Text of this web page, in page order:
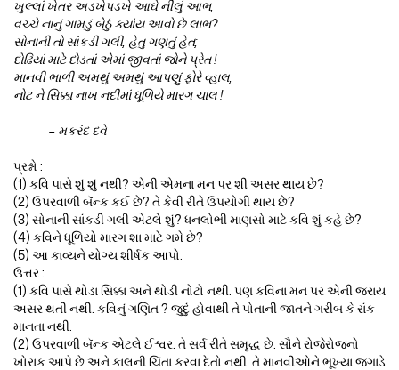
ખુલ્લાં ખેતર અડખેપડખે આઘે નીલું આભ,
વચ્ચે નાનું ગામડું બેઠું ક્યાંય આવો છે લાભ?
સોનાની તો સાંકડી ગલી, હેતુ ગણતું હેત;
દોઢિયાં માટે દોડતાં એમાં જીવતાં જોને પ્રેત !
માનવી ભાળી અમથું અમથું આપણું ફોરે વ્હાલ,
નોટ ને સિક્કા નાખ નદીમાં ધૂળિયે મારગ ચાલ !
– મકરંદ દવે
પ્રશ્નો :
(1) કવિ પાસે શું શું નથી? એની એમના મન પર શી અસર થાય છે?
(2) ઉપરવાળી બૅન્ક કઈ છે? તે કેવી રીતે ઉપયોગી થાય છે?
(3) સોનાની સાંકડી ગલી એટલે શું? ધનલોભી માણસો માટે કવિ શું કહે છે?
(4) કવિને ધૂળિયો મારગ શા માટે ગમે છે?
(5) આ કાવ્યને યોગ્ય શીર્ષક આપો.
ઉત્તર :
(1) કવિ પાસે થોડા સિક્કા અને થોડી નોટો નથી. પણ કવિના મન પર એની જરાય
અસર થતી નથી. કવિનું ગણિત ? જુદું હોવાથી તે પોતાની જાતને ગરીબ કે રાંક
માનતા નથી.
(2) ઉપરવાળી બૅન્ક એટલે ઈશ્વર. તે સર્વ રીતે સમૃદ્ધ છે. સૌને રોજેરોજનો
ખોરાક આપે છે અને કાલની ચિંતા કરવા દેતો નથી. તે માનવીઓને ભૂખ્યા જગાડે